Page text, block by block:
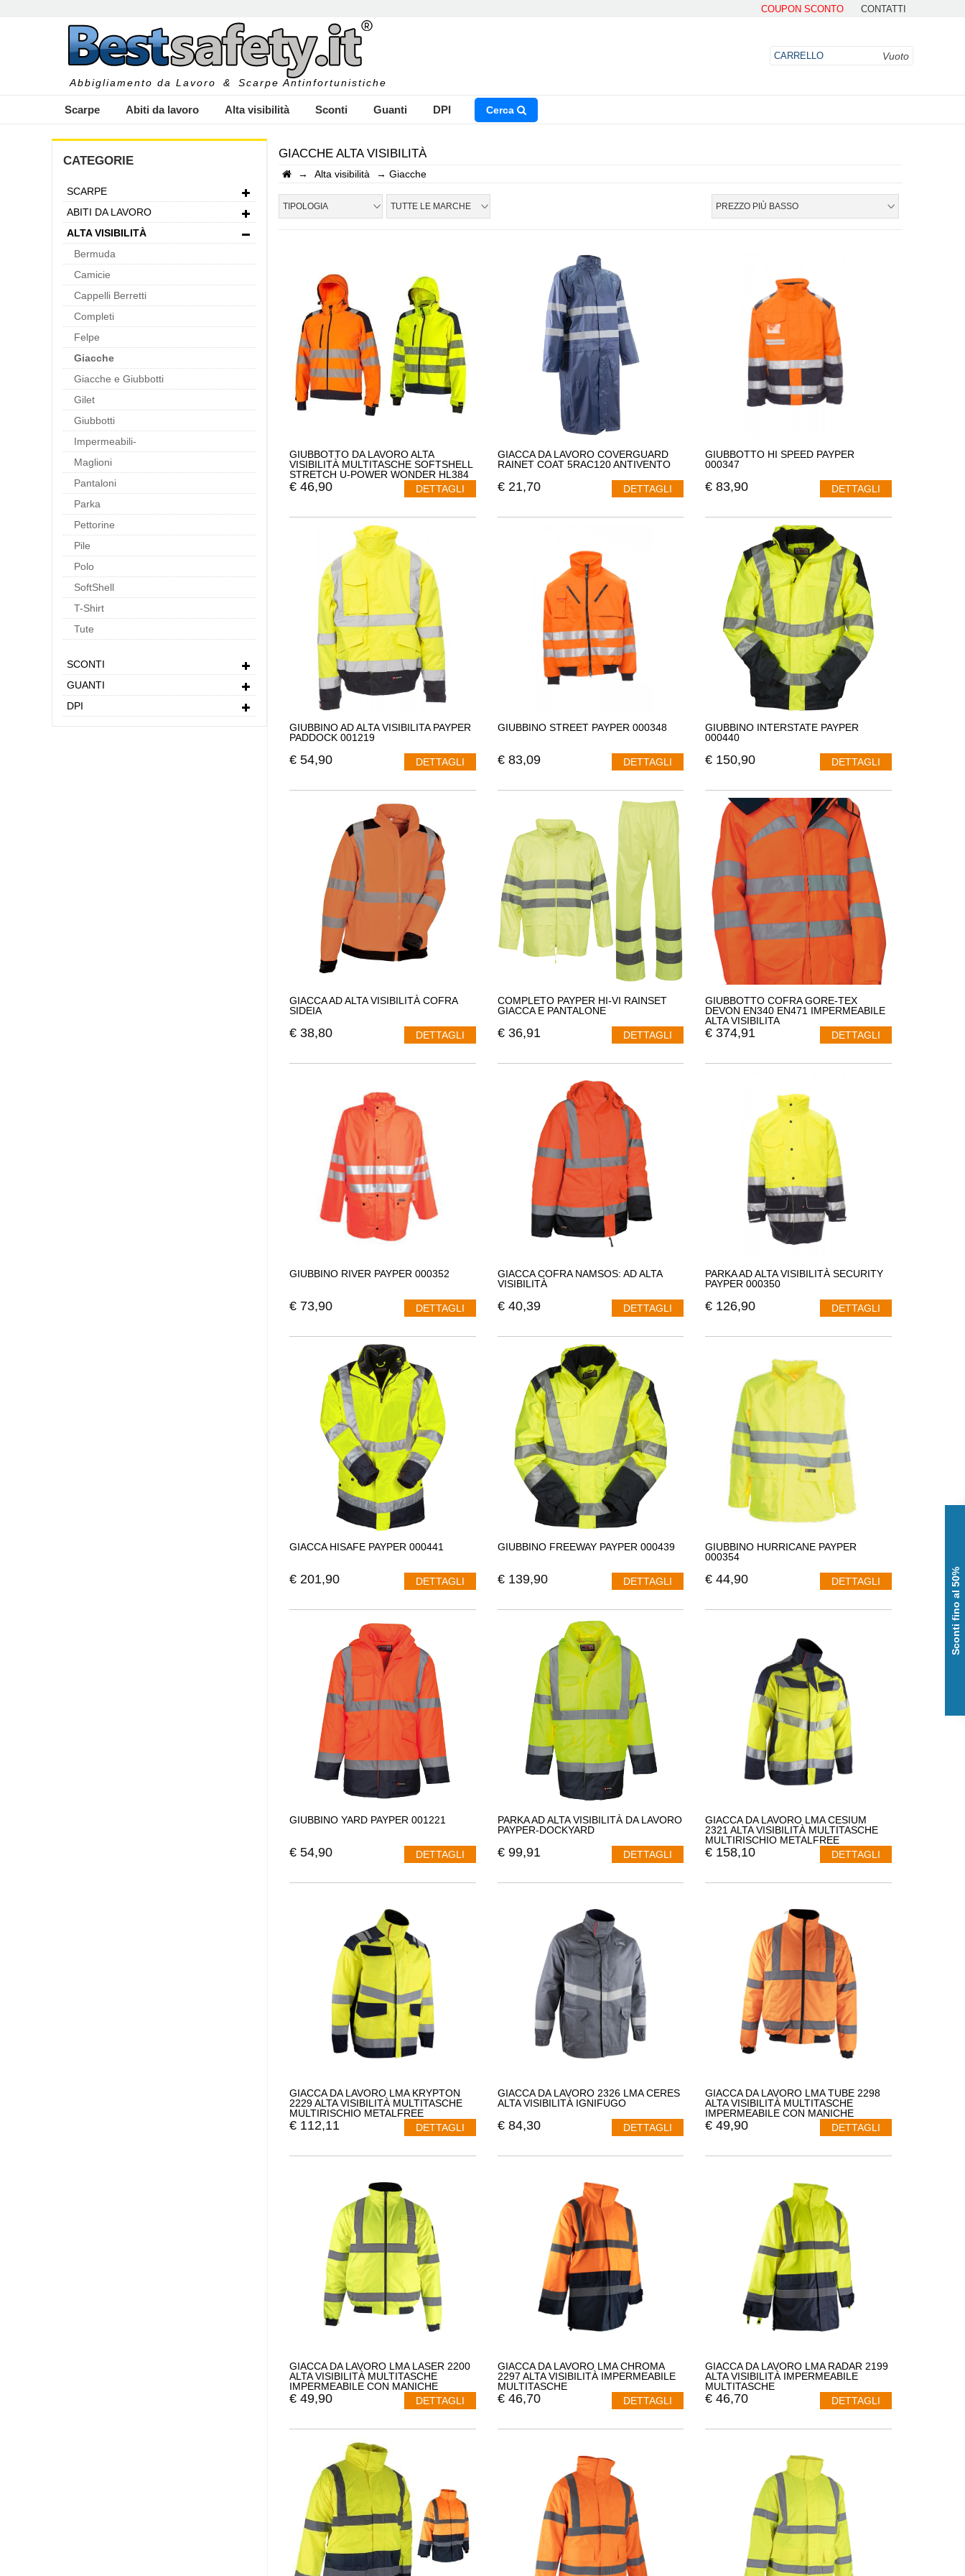
COUPON SCONTO CONTATTI
Abbigliamento da Lavoro & Scarpe Antinfortunistiche
CARRELLO Vuoto
Scarpe Abiti da lavoro Alta visibilità Sconti Guanti DPI Cerca
INSERISCI IL NOME DEL PRODOTTO CHE STAI CERCANDO
CATEGORIE
SCARPE
ABITI DA LAVORO
ALTA VISIBILITÀ
Bermuda
Camicie
Cappelli Berretti
Completi
Felpe
Giacche
Giacche e Giubbotti
Gilet
Giubbotti
Impermeabili-
Maglioni
Pantaloni
Parka
Pettorine
Pile
Polo
SoftShell
T-Shirt
Tute
SCONTI
GUANTI
DPI
GIACCHE ALTA VISIBILITÀ
→ Alta visibilità → Giacche
TIPOLOGIA TUTTE LE MARCHE PREZZO PIÙ BASSO
GIUBBOTTO DA LAVORO ALTA
VISIBILITÀ MULTITASCHE SOFTSHELL
STRETCH U-POWER WONDER HL384
€ 46,90 DETTAGLI
GIACCA DA LAVORO COVERGUARD
RAINET COAT 5RAC120 ANTIVENTO
€ 21,70 DETTAGLI
GIUBBOTTO HI SPEED PAYPER
000347
€ 83,90 DETTAGLI
GIUBBINO AD ALTA VISIBILITA PAYPER
PADDOCK 001219
€ 54,90 DETTAGLI
GIUBBINO STREET PAYPER 000348
€ 83,09 DETTAGLI
GIUBBINO INTERSTATE PAYPER
000440
€ 150,90 DETTAGLI
GIACCA AD ALTA VISIBILITÀ COFRA
SIDEIA
€ 38,80 DETTAGLI
COMPLETO PAYPER HI-VI RAINSET
GIACCA E PANTALONE
€ 36,91 DETTAGLI
GIUBBOTTO COFRA GORE-TEX
DEVON EN340 EN471 IMPERMEABILE
ALTA VISIBILITA
€ 374,91 DETTAGLI
GIUBBINO RIVER PAYPER 000352
€ 73,90 DETTAGLI
GIACCA COFRA NAMSOS: AD ALTA
VISIBILITÀ
€ 40,39 DETTAGLI
PARKA AD ALTA VISIBILITÀ SECURITY
PAYPER 000350
€ 126,90 DETTAGLI
GIACCA HISAFE PAYPER 000441
€ 201,90 DETTAGLI
GIUBBINO FREEWAY PAYPER 000439
€ 139,90 DETTAGLI
GIUBBINO HURRICANE PAYPER
000354
€ 44,90 DETTAGLI
GIUBBINO YARD PAYPER 001221
€ 54,90 DETTAGLI
PARKA AD ALTA VISIBILITÀ DA LAVORO
PAYPER-DOCKYARD
€ 99,91 DETTAGLI
GIACCA DA LAVORO LMA CESIUM
2321 ALTA VISIBILITÀ MULTITASCHE
MULTIRISCHIO METALFREE
€ 158,10 DETTAGLI
GIACCA DA LAVORO LMA KRYPTON
2229 ALTA VISIBILITÀ MULTITASCHE
MULTIRISCHIO METALFREE
€ 112,11 DETTAGLI
GIACCA DA LAVORO 2326 LMA CERES
ALTA VISIBILITÀ IGNIFUGO
€ 84,30 DETTAGLI
GIACCA DA LAVORO LMA TUBE 2298
ALTA VISIBILITÀ MULTITASCHE
IMPERMEABILE CON MANICHE
RIMOVIBILI
€ 49,90 DETTAGLI
GIACCA DA LAVORO LMA LASER 2200
ALTA VISIBILITÀ MULTITASCHE
IMPERMEABILE CON MANICHE
RIMOVIBILI
€ 49,90 DETTAGLI
GIACCA DA LAVORO LMA CHROMA
2297 ALTA VISIBILITÀ IMPERMEABILE
MULTITASCHE
€ 46,70 DETTAGLI
GIACCA DA LAVORO LMA RADAR 2199
ALTA VISIBILITÀ IMPERMEABILE
MULTITASCHE
€ 46,70 DETTAGLI
Sconti fino al 50%